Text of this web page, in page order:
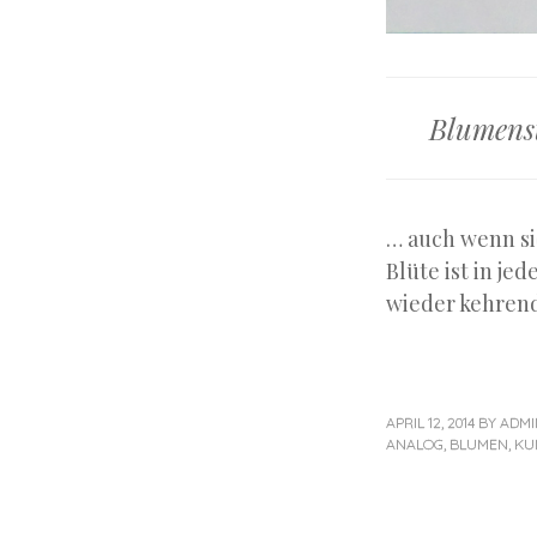
… auch wenn
Blüte ist in
wieder
APRIL 12, 2014 BY
ANALOG, BLUMEN,